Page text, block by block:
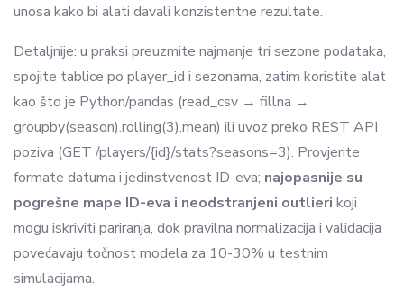
unosa kako bi alati davali konzistentne rezultate.
Detaljnije: u praksi preuzmite najmanje tri sezone podataka,
spojite tablice po player_id i sezonama, zatim koristite alat
kao što je Python/pandas (read_csv → fillna →
groupby(season).rolling(3).mean) ili uvoz preko REST API
poziva (GET /players/{id}/stats?seasons=3). Provjerite
formate datuma i jedinstvenost ID-eva; najopasnije su
pogrešne mape ID-eva i neodstranjeni outlieri koji
mogu iskriviti pariranja, dok pravilna normalizacija i validacija
povećavaju točnost modela za 10-30% u testnim
simulacijama.